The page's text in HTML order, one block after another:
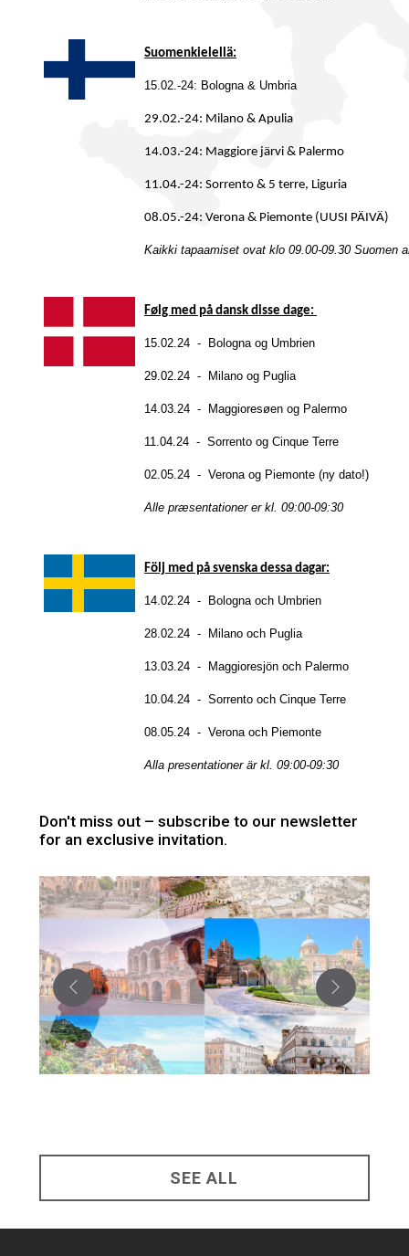
Suomenkielellä:
15.02.-24: Bologna & Umbria
29.02.-24: Milano & Apulia
14.03.-24: Maggiore järvi & Palermo
11.04.-24: Sorrento & 5 terre, Liguria
08.05.-24: Verona & Piemonte (UUSI PÄIVÄ)
Kaikki tapaamiset ovat klo 09.00-09.30 Suomen
Følg med på dansk disse dage:
15.02.24 - Bologna og Umbrien
29.02.24 - Milano og Puglia
14.03.24 - Maggioresøen og Palermo
11.04.24 - Sorrento og Cinque Terre
02.05.24 - Verona og Piemonte (ny dato!)
Alle præsentationer er kl. 09:00-09:30
Följ med på svenska dessa dagar:
14.02.24 - Bologna och Umbrien
28.02.24 - Milano och Puglia
13.03.24 - Maggioresjön och Palermo
10.04.24 - Sorrento och Cinque Terre
08.05.24 - Verona och Piemonte
Alla presentationer är kl. 09:00-09:30
Don't miss out – subscribe to our newsletter
for an exclusive invitation.
SEE ALL